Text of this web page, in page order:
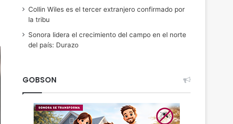
Collin Wiles es el tercer extranjero confirmado por
la tribu
Sonora lidera el crecimiento del campo en el norte
del país: Durazo
GOBSON